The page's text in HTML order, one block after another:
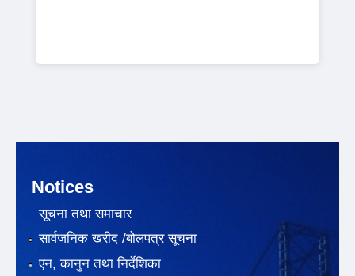
Notices
सूचना तथा समाचार
सार्वजनिक खरीद /बोलपत्र सूचना
एन, कानुन तथा निर्देशिका